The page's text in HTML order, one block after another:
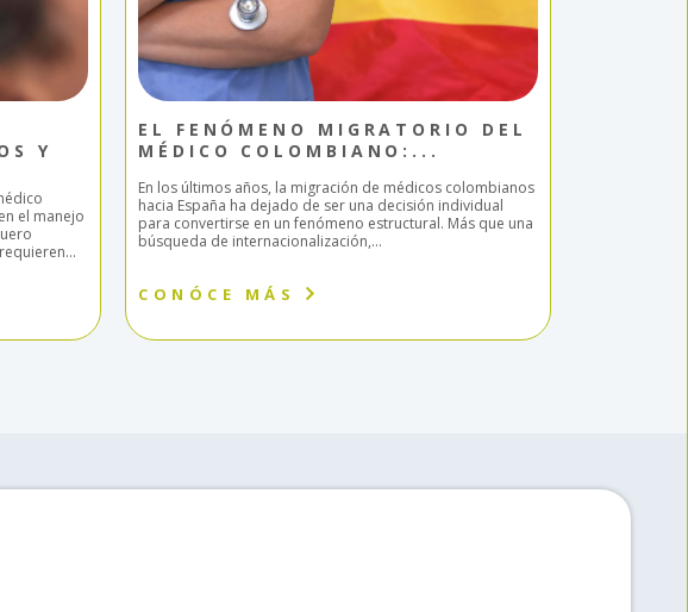
Y
el manejo
EL FENÓMENO MIGRATORIO DEL
MÉDICO COLOMBIANO:...
En los últimos años, la migración de médicos colombianos
hacia España ha dejado de ser una decisión individual
para convertirse en un fenómeno estructural. Más que una
búsqueda de internacionalización,...
CONÓCE MÁS